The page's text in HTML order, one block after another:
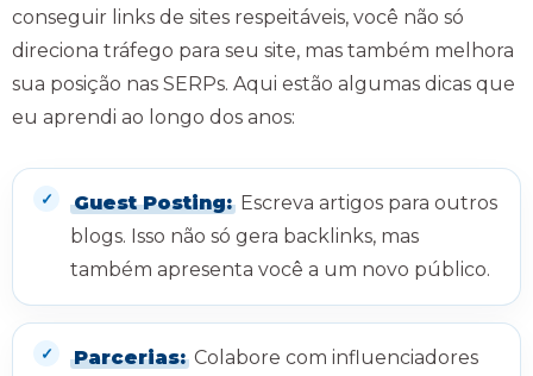
conseguir links de sites respeitáveis, você não só
direciona tráfego para seu site, mas também melhora
sua posição nas SERPs. Aqui estão algumas dicas que
eu aprendi ao longo dos anos:
Guest Posting: Escreva artigos para outros
blogs. Isso não só gera backlinks, mas
também apresenta você a um novo público.
Parcerias: Colabore com influenciadores